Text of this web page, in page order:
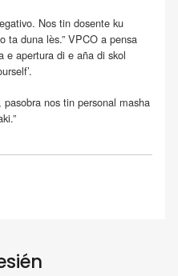
Nos tin dosente ku
ta duna lès.” VPCO a pensa
e apertura di e aña di skol
nos tin personal masha